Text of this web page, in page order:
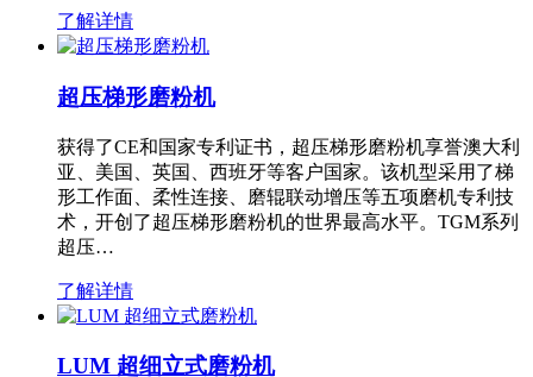
了解详情
超压梯形磨粉机
获得了CE和国家专利证书，超压梯形磨粉机享誉澳大利
亚、美国、英国、西班牙等客户国家。该机型采用了梯
形工作面、柔性连接、磨辊联动增压等五项磨机专利技
术，开创了超压梯形磨粉机的世界最高水平。TGM系列
超压…
了解详情
LUM 超细立式磨粉机